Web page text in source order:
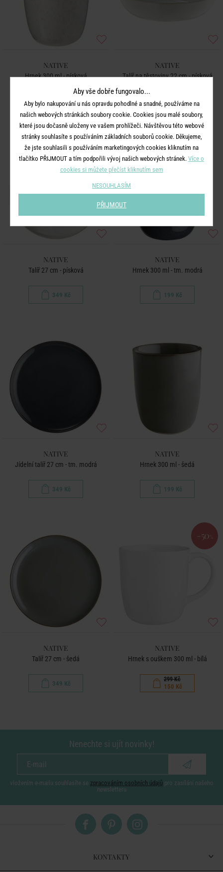
NATIVE
Hrnek 300 ml - písková
199 Kč
NATIVE
Talíř na těstoviny 22 cm - písková
349 Kč
NATIVE
Talíř 27 cm - písková
349 Kč
NATIVE
Hrnek 300 ml - tm. modrá
199 Kč
NATIVE
Jídelní talíř 27 cm - tm. modrá
349 Kč
NATIVE
Hrnek 300 ml - šedá
199 Kč
NATIVE
Talíř 27 cm - šedá
349 Kč
-50 %
NATIVE
Hrnek s ouškem 300 ml - bílá
299 Kč
150 Kč
Nenechte si ujít novinky!
vložením e-mailu souhlasíte se zpracováním osobních údajů pro zasílání našeho
newsletteru
KONTAKTY
Aby vše dobře fungovalo...
Aby bylo nakupování u nás opravdu pohodlné a snadné, používáme na
našich webových stránkách soubory cookie. Cookies jsou malé soubory,
které jsou dočasně uloženy ve vašem prohlížeči. Návštěvou této webové
stránky souhlasíte s používáním základních souborů cookie. Děkujeme,
že jste souhlasili s používáním marketingových cookies kliknutím na
tlačítko PŘIJMOUT a tím podpořili vývoj našich webových stránek. Více o
cookies si můžete přečíst kliknutím sem
NESOUHLASÍM
PŘIJMOUT